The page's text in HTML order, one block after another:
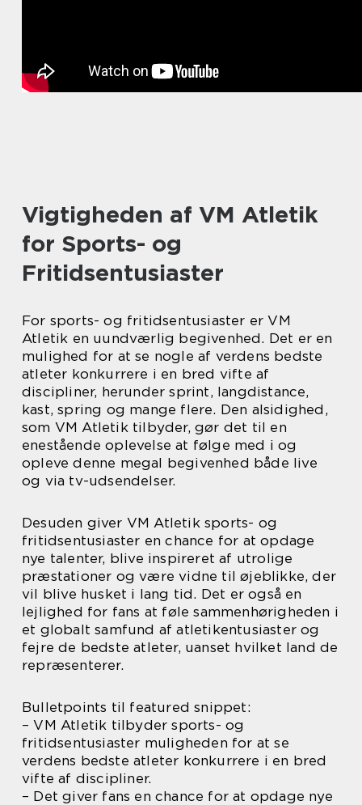
Vigtigheden af VM Atletik
for Sports- og
Fritidsentusiaster
For sports- og fritidsentusiaster er VM
Atletik en uundværlig begivenhed. Det er en
mulighed for at se nogle af verdens bedste
atleter konkurrere i en bred vifte af
discipliner, herunder sprint, langdistance,
kast, spring og mange flere. Den alsidighed,
som VM Atletik tilbyder, gør det til en
enestående oplevelse at følge med i og
opleve denne megal begivenhed både live
og via tv-udsendelser.
Desuden giver VM Atletik sports- og
fritidsentusiaster en chance for at opdage
nye talenter, blive inspireret af utrolige
præstationer og være vidne til øjeblikke, der
vil blive husket i lang tid. Det er også en
lejlighed for fans at føle sammenhørigheden i
et globalt samfund af atletikentusiaster og
fejre de bedste atleter, uanset hvilket land de
repræsenterer.
Bulletpoints til featured snippet:
– VM Atletik tilbyder sports- og
fritidsentusiaster muligheden for at se
verdens bedste atleter konkurrere i en bred
vifte af discipliner.
– Det giver fans en chance for at opdage nye